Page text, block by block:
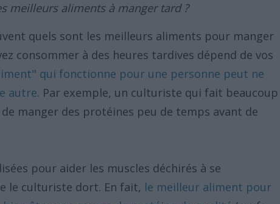
meilleurs aliments à manger tard ?
quels sont les meilleurs aliments pour manger
consommer à des heures tardives dépend de vos
qui fonctionne pour une personne peut ne
autre. Par exemple, un culturiste qui fait beaucoup
manger des protéines peu de temps avant de
pour aider les muscles déchirés à se
le culturiste dort. En fait, le meilleur aliment pour